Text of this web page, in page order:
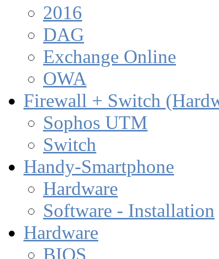
2016
DAG
Exchange Online
OWA
Firewall + Switch
Sophos UTM
Switch
Handy-Smartphone
Hardware
Software - Installation
Hardware
BIOS